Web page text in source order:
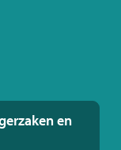
en